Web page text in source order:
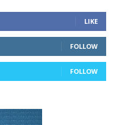
LIKE
FOLLOW
FOLLOW